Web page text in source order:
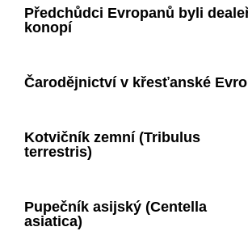
Předchůdci Evropanů byli
konopí
Čarodějnictví v křesťanské
Kotvičník zemní (Tribulus
terrestris)
Pupečník asijský (Centella
asiatica)